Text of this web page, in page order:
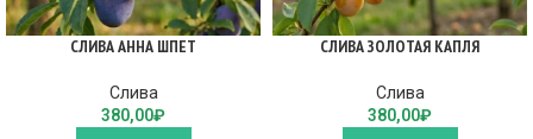
СЛИВА АННА ШПЕТ
Слива
380,00₽
СЛИВА ЗОЛОТАЯ КАПЛЯ
Слива
380,00₽